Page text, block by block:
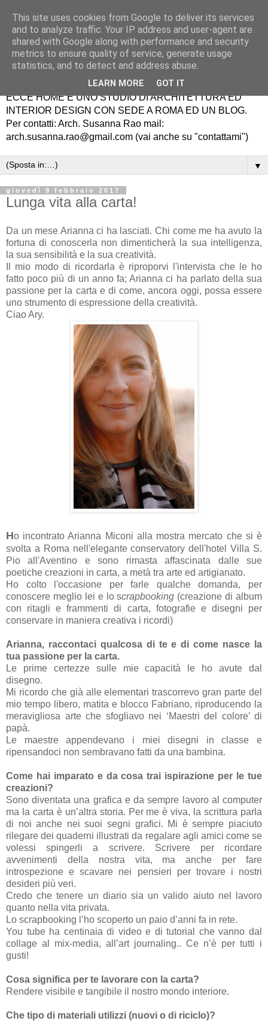
ECCE HOME É UNO STUDIO DI ARCHITETTURA ED
INTERIOR DESIGN CON SEDE A ROMA ED UN BLOG.
Per contatti: Arch. Susanna Rao mail:
arch.susanna.rao@gmail.com (vai anche su "contattami")
▼
giovedì 9 febbraio 2017
Lunga vita alla carta!
Da un mese Arianna ci ha lasciati. Chi come me ha avuto la
fortuna di conoscerla non dimenticherà la sua intelligenza,
la sua sensibilità e la sua creatività.
Il mio modo di ricordarla è riproporvi l'intervista che le ho
fatto poco più di un anno fa; Arianna ci ha parlato della sua
passione per la carta e di come, ancora oggi, possa essere
uno strumento di espressione della creatività.
Ciao Ary.
Ho incontrato Arianna Miconi alla mostra mercato che si è
svolta a Roma nell'elegante conservatory dell'hotel Villa S.
Pio all'Aventino e sono rimasta affascinata dalle sue
poetiche creazioni in carta, a metà tra arte ed artigianato.
Ho colto l'occasione per farle qualche domanda, per
conoscere meglio lei e lo scrapbooking (creazione di album
con ritagli e frammenti di carta, fotografie e disegni per
conservare in maniera creativa i ricordi)
Arianna, raccontaci qualcosa di te e di come nasce la
tua passione per la carta.
Le prime certezze sulle mie capacità le ho avute dal
disegno.
Mi ricordo che già alle elementari trascorrevo gran parte del
mio tempo libero, matita e blocco Fabriano, riproducendo la
meravigliosa arte che sfogliavo nei ‘Maestri del colore’ di
papà.
Le maestre appendevano i miei disegni in classe e
ripensandoci non sembravano fatti da una bambina.
Come hai imparato e da cosa trai ispirazione per le tue
creazioni?
Sono diventata una grafica e da sempre lavoro al computer
ma la carta è un’altra storia. Per me è viva, la scrittura parla
di noi anche nei suoi segni grafici. Mi è sempre piaciuto
rilegare dei quaderni illustrati da regalare agli amici come se
volessi spingerli a scrivere. Scrivere per ricordare
avvenimenti della nostra vita, ma anche per fare
introspezione e scavare nei pensieri per trovare i nostri
desideri più veri.
Credo che tenere un diario sia un valido aiuto nel lavoro
quanto nella vita privata.
Lo scrapbooking l’ho scoperto un paio d’anni fa in rete.
You tube ha centinaia di video e di tutorial che vanno dal
collage al mix-media, all’art journaling.. Ce n’è per tutti i
gusti!
Cosa significa per te lavorare con la carta?
Rendere visibile e tangibile il nostro mondo interiore.
Che tipo di materiali utilizzi (nuovi o di riciclo)?
This site uses cookies from Google to deliver its services
and to analyze traffic. Your IP address and user-agent are
shared with Google along with performance and security
metrics to ensure quality of service, generate usage
statistics, and to detect and address abuse.
LEARN MORE GOT IT